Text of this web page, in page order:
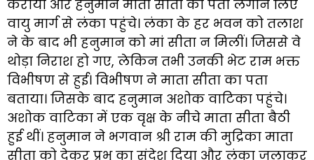
कराया और हनुमान माता सीता का पता लगाने लिए
वायु मार्ग से लंका पहुंचे। लंका के हर भवन को तलाश
ने के बाद भी हनुमान को मां सीता न मिलीं। जिससे वे
थोड़ा निराश हो गए, लेकिन तभी उनकी भेट राम भक्त
विभीषण से हुई। विभीषण ने माता सीता का पता
बताया। जिसके बाद हनुमान अशोक वाटिका पहुंचे।
अशोक वाटिका में एक वृक्ष के नीचे माता सीता बैठी
हुई थीं। हनुमान ने भगवान श्री राम की मुद्रिका माता
सीता को देकर प्रभु का संदेश दिया और लंका जलाकर